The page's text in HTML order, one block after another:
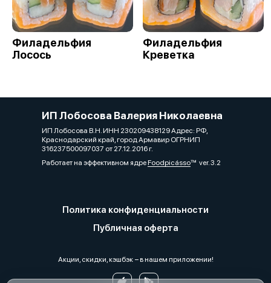
Филадельфия
Лосось
Филадельфия
Креветка
ИП Лобосова Валерия Николаевна
ИП Лобосова В.Н. ИНН 230209438129 Адрес: РФ,
Краснодарский край, город Армавир ОГРНИП
316237500097037 от 27.12.2016 г.
Работает на эффективном ядреFoodpicássover. 3.2
Политика конфиденциальности
Публичная оферта
Акции, скидки, кэшбэк − в нашем приложении!